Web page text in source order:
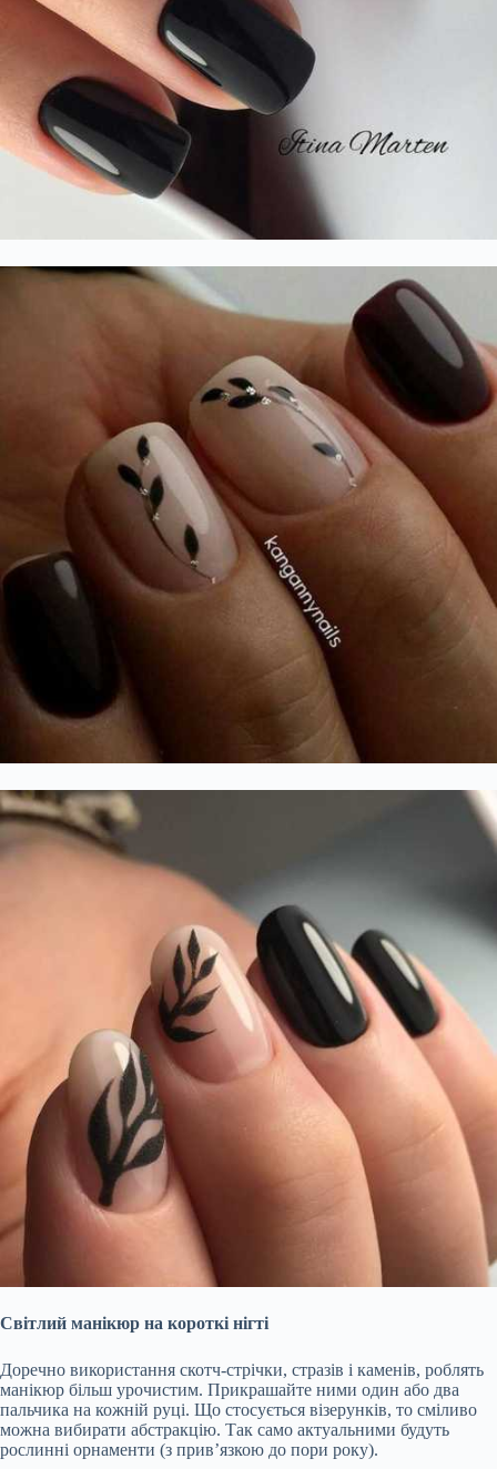
Світлий манікюр на короткі нігті
Доречно використання скотч-стрічки, стразів і каменів, роблять
манікюр більш урочистим. Прикрашайте ними один або два
пальчика на кожній руці. Що стосується візерунків, то сміливо
можна вибирати абстракцію. Так само актуальними будуть
рослинні орнаменти (з прив’язкою до пори року).